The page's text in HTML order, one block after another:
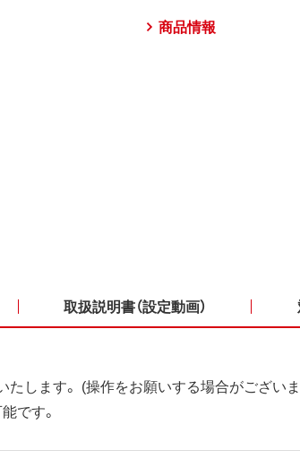
商品情報
取扱説明書（設定動画）
します。 (操作をお願いする場合がござい
です。